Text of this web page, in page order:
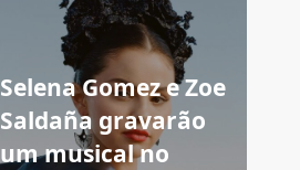
Selena Gomez e Zoe
Saldaña gravarão
um musical no